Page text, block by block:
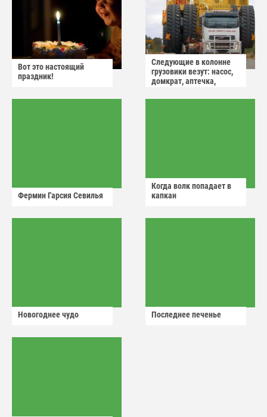
Вот это настоящий
праздник!
Следующие в колонне
грузовики везут: насос,
домкрат, аптечка,
Фермин Гарсия Севилья
Когда волк попадает в
капкан
Новогоднее чудо Последнее печенье